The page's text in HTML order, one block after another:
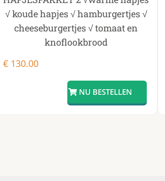
√ koude hapjes √ hamburgertjes √
cheeseburgertjes √ tomaat en
knoflookbrood
€ 130.00